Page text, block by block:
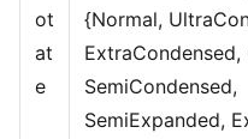
ot
at
e
{Normal,
ExtraCondensed,
SemiCondensed,
SemiExpanded,